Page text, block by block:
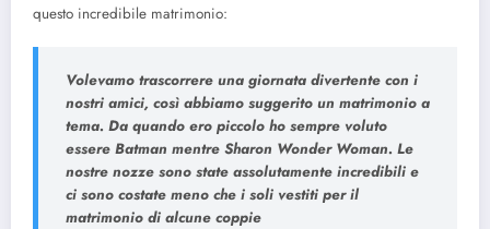
questo incredibile matrimonio:
Volevamo trascorrere una giornata divertente con i
nostri amici, così abbiamo suggerito un matrimonio a
tema. Da quando ero piccolo ho sempre voluto
essere Batman mentre Sharon Wonder Woman. Le
nostre nozze sono state assolutamente incredibili e
ci sono costate meno che i soli vestiti per il
matrimonio di alcune coppie